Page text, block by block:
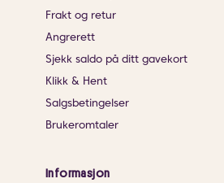
Frakt og retur
Angrerett
Sjekk saldo på ditt gavekort
Klikk & Hent
Salgsbetingelser
Brukeromtaler
Informasjon